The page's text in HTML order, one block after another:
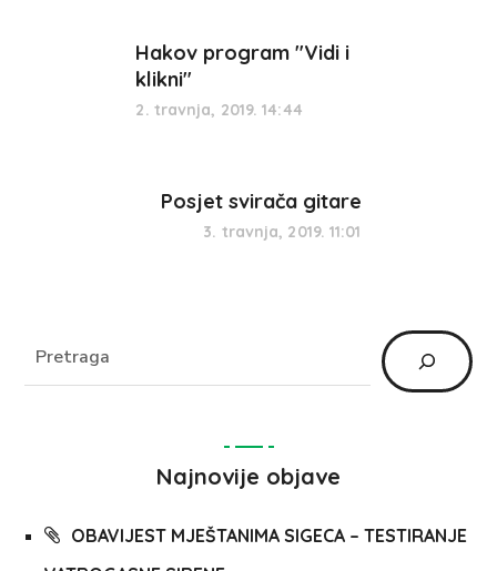
Hakov program "Vidi i
klikni"
2. travnja, 2019. 14:44
Posjet svirača gitare
3. travnja, 2019. 11:01
Najnovije objave
OBAVIJEST MJEŠTANIMA SIGECA – TESTIRANJE